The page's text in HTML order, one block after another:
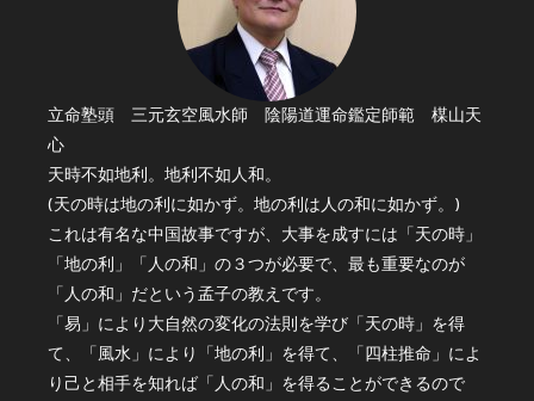
立命塾頭 三元玄空風水師 陰陽道運命鑑定師範 楳山天
心
天時不如地利。地利不如人和。
(天の時は地の利に如かず。地の利は人の和に如かず。)
これは有名な中国故事ですが、大事を成すには「天の時」
「地の利」「人の和」の３つが必要で、最も重要なのが
「人の和」だという孟子の教えです。
「易」により大自然の変化の法則を学び「天の時」を得
て、「風水」により「地の利」を得て、「四柱推命」によ
り己と相手を知れば「人の和」を得ることができるので